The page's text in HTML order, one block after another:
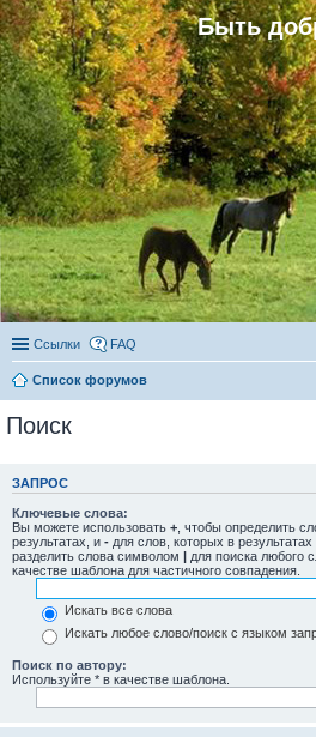
Быть
Ссылки FAQ
Список форумов
Поиск
ЗАПРОС
Ключевые слова:
Вы можете использовать + , чтобы определить
результатах, и - для слов, которых в
разделить слова символом | для поиска любого
качестве шаблона для частичного совпадения.
Искать все слова
Искать любое слово/поиск с языком
Поиск по автору:
Используйте * в качестве шаблона.